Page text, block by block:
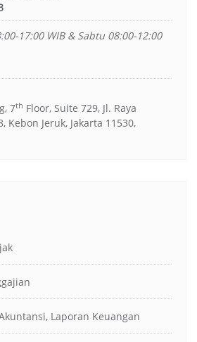
17:00 WIB & Sabtu 08:00-12:00
7th Floor, Suite 729, Jl. Raya
Kebon Jeruk, Jakarta 11530,
Laporan Keuangan